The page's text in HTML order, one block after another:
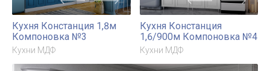
Кухня Констанция 1,8м
Компоновка №3
Кухни МДФ
Кухня Констанция
1,6/900м Компоновка №4
Кухни МДФ